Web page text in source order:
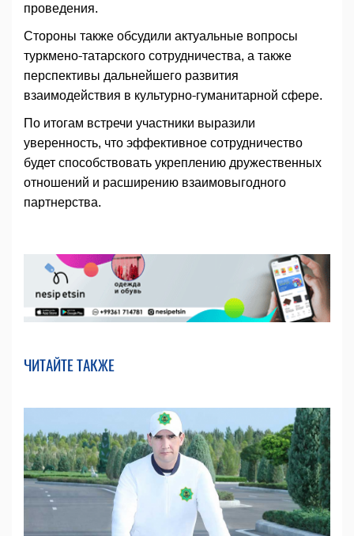
проведения.
Стороны также обсудили актуальные вопросы
туркмено-татарского сотрудничества, а также
перспективы дальнейшего развития
взаимодействия в культурно-гуманитарной сфере.
По итогам встречи участники выразили
уверенность, что эффективное сотрудничество
будет способствовать укреплению дружественных
отношений и расширению взаимовыгодного
партнерства.
ЧИТАЙТЕ ТАКЖЕ